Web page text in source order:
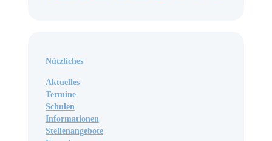
Nützliches
Aktuelles
Termine
Schulen
Informationen
Stellenangebote